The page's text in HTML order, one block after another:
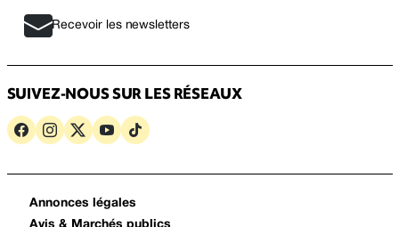
Recevoir les newsletters
SUIVEZ-NOUS SUR LES RÉSEAUX
Annonces légales
Avis & Marchés publics